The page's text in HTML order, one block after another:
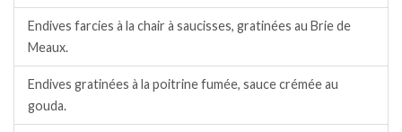
Endives farcies à la chair à saucisses, gratinées au Brie de
Meaux.
Endives gratinées à la poitrine fumée, sauce crémée au
gouda.